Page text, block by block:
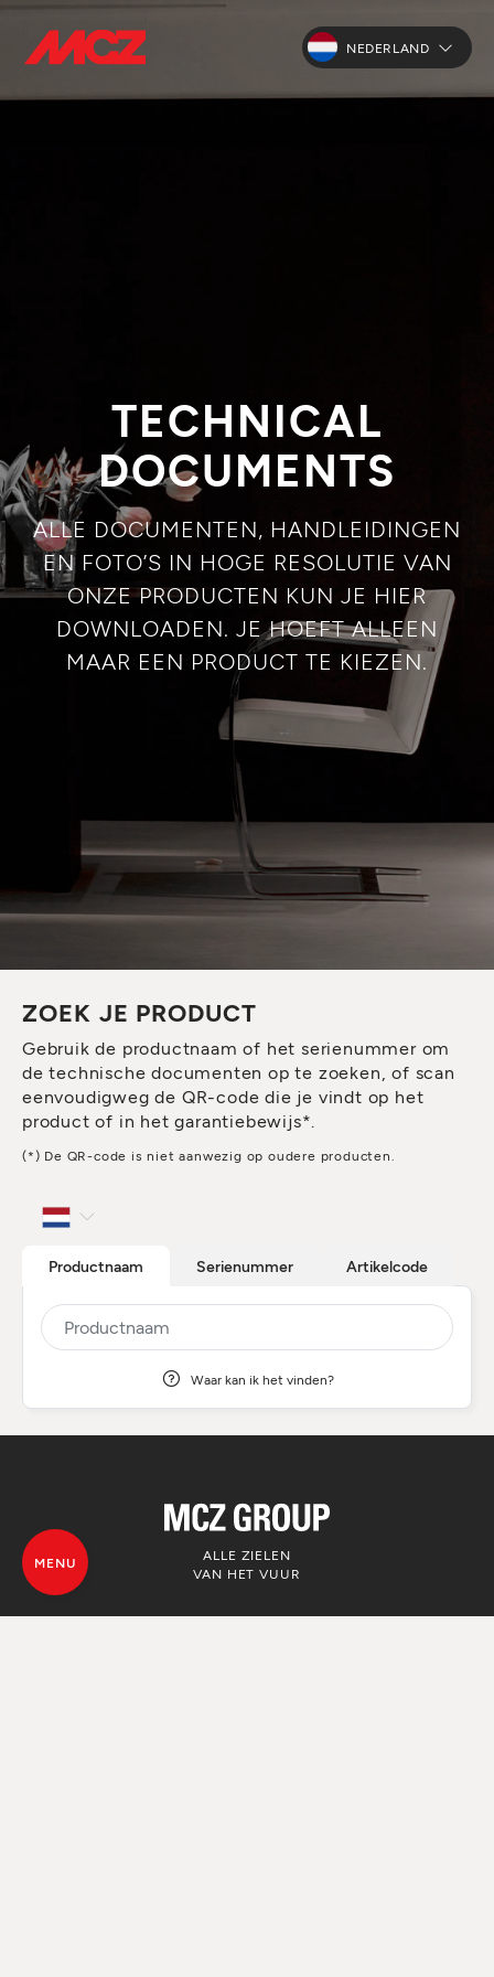
NEDERLAND
TECHNICAL
DOCUMENTS
ALLE DOCUMENTEN, HANDLEIDINGEN
EN FOTO’S IN HOGE RESOLUTIE VAN
ONZE PRODUCTEN KUN JE HIER
DOWNLOADEN. JE HOEFT ALLEEN
MAAR EEN PRODUCT TE KIEZEN.
ZOEK JE PRODUCT
Gebruik de productnaam of het serienummer om
de technische documenten op te zoeken, of scan
eenvoudigweg de QR-code die je vindt op het
product of in het garantiebewijs*.
(*) De QR-code is niet aanwezig op oudere producten.
Productnaam Serienummer Artikelcode
Waar kan ik het vinden?
ALLE ZIELEN
VAN HET VUUR
MENU